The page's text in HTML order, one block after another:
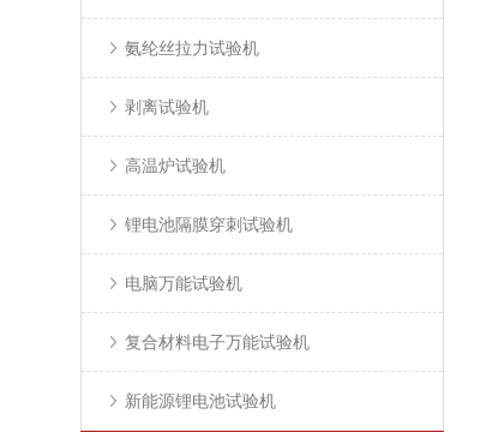
氨纶丝拉力试验机
剥离试验机
高温炉试验机
锂电池隔膜穿刺试验机
电脑万能试验机
复合材料电子万能试验机
新能源锂电池试验机